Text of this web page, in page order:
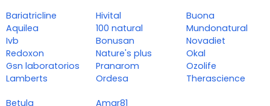
Bariatricline
Aquilea
Ivb
Redoxon
Gsn laboratorios
Lamberts
Hivital
100 natural
Bonusan
Nature's plus
Pranarom
Ordesa
Buona
Mundonatural
Novadiet
Okal
Ozolife
Therascience
Betula
Amar81